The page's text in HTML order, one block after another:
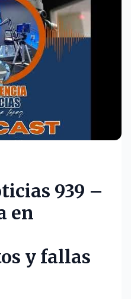
939 –
en
y fallas